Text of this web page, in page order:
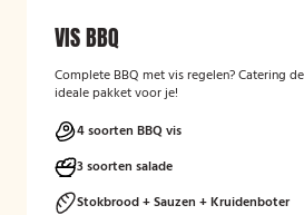
VIS BBQ
Complete BBQ met vis regelen? Catering
ideale pakket voor je!
4 soorten BBQ vis
3 soorten salade
Stokbrood + Sauzen + Kruidenboter